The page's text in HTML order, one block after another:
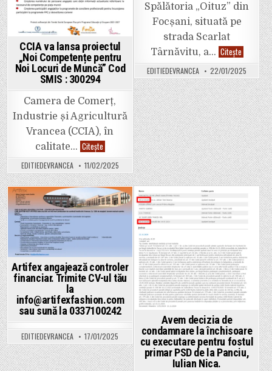
CCIA va lansa proiectul
„Noi Competențe pentru
Noi Locuri de Muncă” Cod
SMIS : 300294
Camera de Comerț,
Industrie și Agricultură
Vrancea (CCIA), în
calitate… CiteșteCCIA
va
lansa
proiectul
„Noi
Competențe
pentru
Noi
Locuri
de
SMIS
300294
EDITIEDEVRANCEA 11/02/2025
Spălătoria „Oituz” din
Focșani, situată pe
strada Scarlat
Târnăvitu, a… CiteșteSpălătoria
„Oituz”
s-
a
închis
după
aproape
19
ani
de
activitate.
În
locul
ei
se
va
construi
un
locuințe.
EDITIEDEVRANCEA 22/01/2025
Posted
in
Artifex angajează controler
financiar. Trimite CV-ul tău
la
info@artifexfashion.com
sau sună la 0337100242
EDITIEDEVRANCEA 17/01/2025
Posted
in
Avem decizia de
condamnare la închisoare
cu executare pentru fostul
primar PSD de la Panciu,
Iulian Nica.